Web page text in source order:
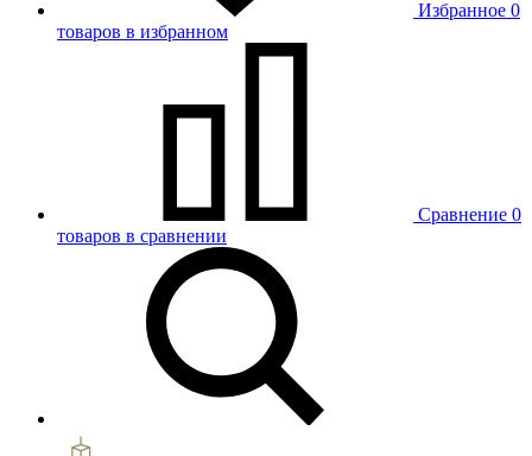
Избранное 0
товаров в избранном
Сравнение 0
товаров в сравнении